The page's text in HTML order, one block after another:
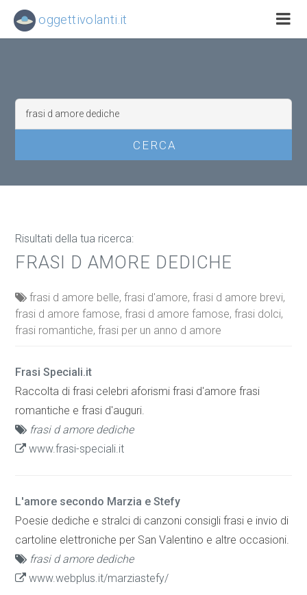
Risultati della tua ricerca:
FRASI D AMORE DEDICHE
frasi d amore belle, frasi d'amore, frasi d amore brevi,
frasi d amore famose, frasi d amore famose, frasi dolci,
frasi romantiche, frasi per un anno d amore
Frasi Speciali.it
Raccolta di frasi celebri aforismi frasi d'amore frasi
romantiche e frasi d'auguri.
frasi d amore dediche
www.frasi-speciali.it
L'amore secondo Marzia e Stefy
Poesie dediche e stralci di canzoni consigli frasi e invio di
cartoline elettroniche per San Valentino e altre occasioni.
frasi d amore dediche
www.webplus.it/marziastefy/
oggettivolanti.it